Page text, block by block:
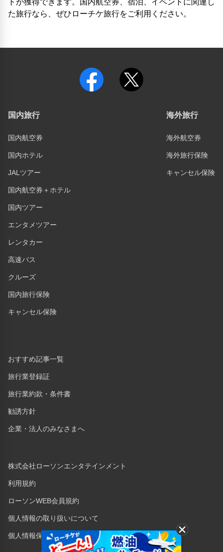
トが獲得できます。国内航空券、宿泊、イベントに関連し
た旅行なら、ぜひローチケ旅行をご利用ください。
国内旅行
国内航空券
国内ホテル
JALツアー
国内航空券＋ホテル
国内ツアー
エンタメツアー
レンタカー
高速バス
クルーズ
国内旅行保険
キャンセル保険
おすすめ記事一覧
旅行業登録証
旅行業約款・条件書
勧誘方針
企業・法人のみなさまへ
株式会社ローソンエンタテインメント
利用規約
ローソンWEB会員規約
個人情報の取り扱いについて
個人情報保護方針
海外旅行
海外航空券
海外旅行保険
キャンセル保険